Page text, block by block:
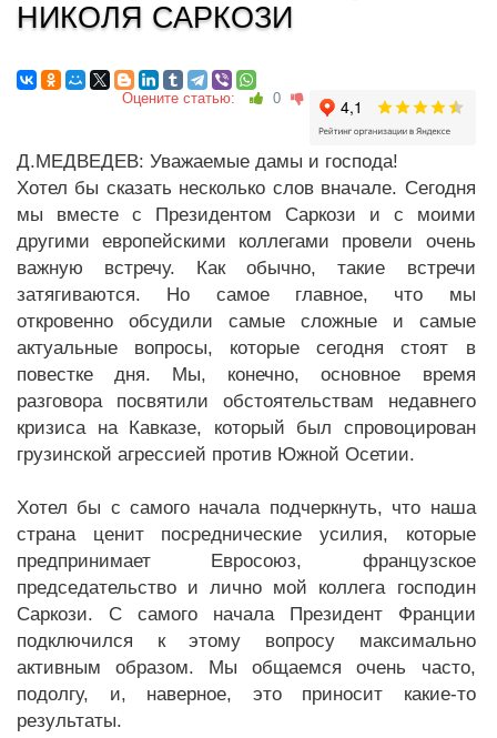
НИКОЛЯ САРКОЗИ
Оцените статью: 0
Д.МЕДВЕДЕВ: Уважаемые дамы и господа!
Хотел бы сказать несколько слов вначале. Сегодня
мы вместе с Президентом Саркози и с моими
другими европейскими коллегами провели очень
важную встречу. Как обычно, такие встречи
затягиваются. Но самое главное, что мы
откровенно обсудили самые сложные и самые
актуальные вопросы, которые сегодня стоят в
повестке дня. Мы, конечно, основное время
разговора посвятили обстоятельствам недавнего
кризиса на Кавказе, который был спровоцирован
грузинской агрессией против Южной Осетии.
Хотел бы с самого начала подчеркнуть, что наша
страна ценит посреднические усилия, которые
предпринимает Евросоюз, французское
председательство и лично мой коллега господин
Саркози. С самого начала Президент Франции
подключился к этому вопросу максимально
активным образом. Мы общаемся очень часто,
подолгу, и, наверное, это приносит какие-то
результаты.